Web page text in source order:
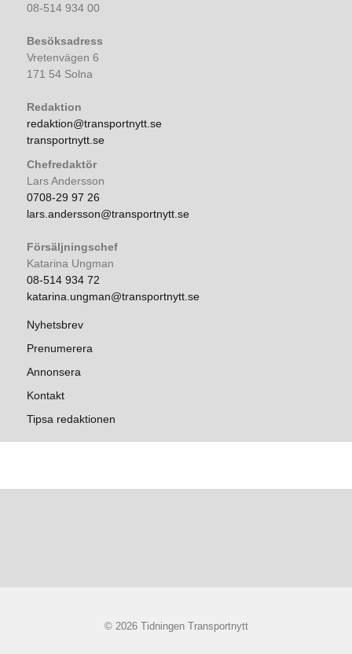
08-514 934 00
Besöksadress
Vretenvägen 6
171 54 Solna
Redaktion
redaktion@transportnytt.se
transportnytt.se
Chefredaktör
Lars Andersson
0708-29 97 26
lars.andersson@transportnytt.se
Försäljningschef
Katarina Ungman
08-514 934 72
katarina.ungman@transportnytt.se
Nyhetsbrev
Prenumerera
Annonsera
Kontakt
Tipsa redaktionen
© 2026 Tidningen Transportnytt